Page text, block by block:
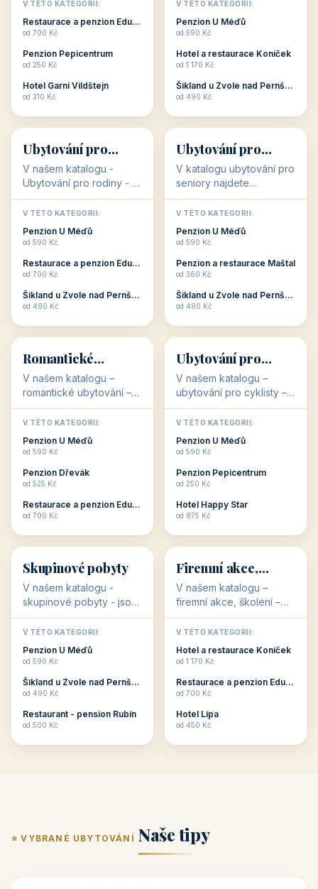
dovolenou přímo
souvisejí. Aktivní
odpočinek jso...
V TÉTO KATEGORII:
Restaurace a penzion Eduard
od 700 Kč
Penzion Pepicentrum
od 250 Kč
Hotel Garni Vildštejn
od 310 Kč
cenově dostupné
ubytování v ČR. Budete
c...
V TÉTO KATEGORII:
Penzion U Méďů
od 590 Kč
Hotel a restaurace Koníček
od 1 170 Kč
Šikland u Zvole nad Pernštejnem
od 490 Kč
👨‍👩‍👧‍👦
👨‍👩‍👧‍👦
34 objektů
Ubytování pro
rodiny
V našem katalogu -
Ubytování pro rodiny -
jsou pro Vás připraveny
objekty, které svojí
polohou či vybaveností,
nabízí klidné ubytování
V TÉTO KATEGORII:
Penzion U Méďů
od 590 Kč
Restaurace a penzion Eduard
od 700 Kč
Šikland u Zvole nad Pernštejnem
od 490 Kč
🧓
🧓
33 objektů
Ubytování pro
seniory
V katalogu ubytování pro
seniory najdete
penziony a hotely, které
jsou přizpůsobeny pro
ubytování klientů vyššího
věku. Některé z nich
V TÉTO KATEGORII:
Penzion U Méďů
od 590 Kč
Penzion a restaurace Maštal
od 360 Kč
Šikland u Zvole nad Pernštejnem
od 490 Kč
💕
💕
Romantické
ubytování
V našem katalogu –
romantické ubytování –
jsou pro Vás připraveny
objekty, které svojí
stavbou, polohou anebo
zaměřením nabízí
Romantické ...
V TÉTO KATEGORII:
Penzion U Méďů
od 590 Kč
Penzion Dřevák
od 525 Kč
Restaurace a penzion Eduard
od 700 Kč
🚴
🚴
32 objektů
Ubytování pro
cyklisty
V našem katalogu –
ubytování pro cyklisty –
jsou pro Vás připraveny
objekty, které jsou na
milovníky cykloturistiky
připraveny. Většinou mají
V TÉTO KATEGORII:
Penzion U Méďů
od 590 Kč
Penzion Pepicentrum
od 250 Kč
Hotel Happy Star
od 875 Kč
👥
👥
32 objektů
Skupinové pobyty
V našem katalogu -
skupinové pobyty - jsou
pro Vás připraveny
objekty, které nabízí
ubytování skupin v
penzionech, hotelích a
Budete překva...
V TÉTO KATEGORII:
Penzion U Méďů
od 590 Kč
Šikland u Zvole nad Pernštejnem
od 490 Kč
Restaurant - pension Rubín
od 500 Kč
💼
💼
31 objektů
Firemní akce,
školení
V našem katalogu –
firemní akce, školení –
jsou pro Vás připraveny
objekty, které mají
zkušenosti pořádat i
menší firemní akce a
ob...
V TÉTO KATEGORII:
Hotel a restaurace Koníček
od 1 170 Kč
Restaurace a penzion Eduard
od 700 Kč
Hotel Lípa
od 450 Kč
⭐ VYBRANÉ UBYTOVÁNÍ Naše tipy